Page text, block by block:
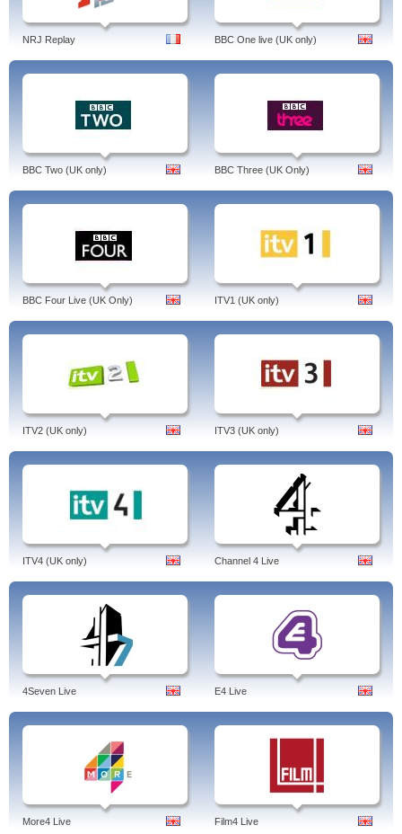
NRJ Replay BBC One live (UK only)
BBC Two (UK only) BBC Three (UK Only)
BBC Four Live (UK Only) ITV1 (UK only)
ITV2 (UK only) ITV3 (UK only)
ITV4 (UK only) Channel 4 Live
4Seven Live E4 Live
More4 Live Film4 Live